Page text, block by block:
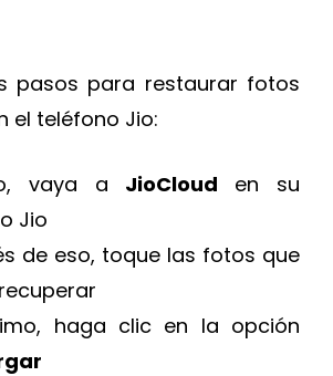
pasos para restaurar fotos
el teléfono Jio:
vaya a JioCloud en su
Jio
de eso, toque las fotos que
haga clic en la opción